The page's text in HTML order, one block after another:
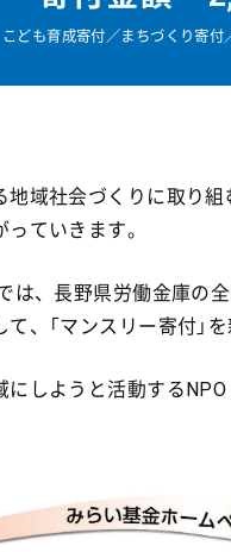
こども育成寄付／まちづくり寄
域社会づくりに取り
ていきます。
は、長野県労働金庫の
、「マンスリー寄付」を
しようと活動する